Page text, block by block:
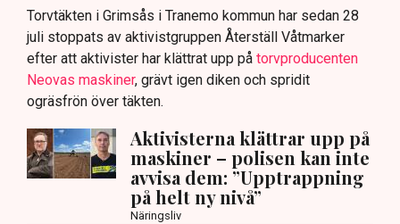
Torvtäkten i Grimsås i Tranemo kommun har sedan 28
juli stoppats av aktivistgruppen Återställ Våtmarker
efter att aktivister har klättrat upp på torvproducenten
Neovas maskiner, grävt igen diken och spridit
ogräsfrön över täkten.
Aktivisterna klättrar upp på
maskiner – polisen kan inte
avvisa dem: ”Upptrappning
på helt ny nivå”
Näringsliv